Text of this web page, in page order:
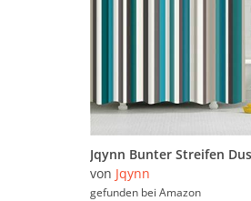
von Jqynn
gefunden bei Amazon